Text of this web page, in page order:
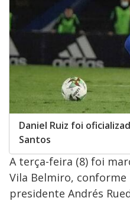
Daniel Ruiz foi
Santos
A terça-feira (8) foi
Vila Belmiro,
presidente Andrés